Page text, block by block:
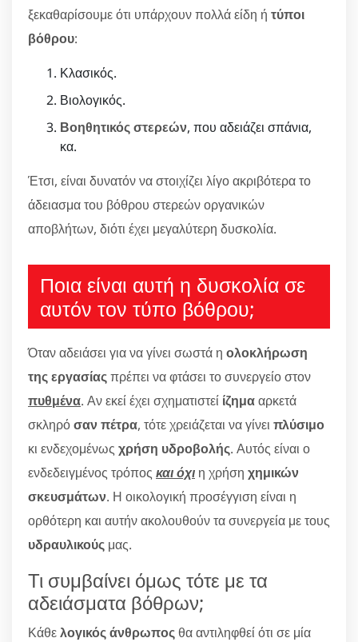
ξεκαθαρίσουμε ότι υπάρχουν πολλά είδη ή τύποι
βόθρου:
Κλασικός.
Βιολογικός.
Βοηθητικός στερεών, που αδειάζει σπάνια,
κα.
Έτσι, είναι δυνατόν να στοιχίζει λίγο ακριβότερα το
άδειασμα του βόθρου στερεών οργανικών
αποβλήτων, διότι έχει μεγαλύτερη δυσκολία.
Ποια είναι αυτή η δυσκολία σε
αυτόν τον τύπο βόθρου;
Όταν αδειάσει για να γίνει σωστά η ολοκλήρωση
της εργασίαςπρέπει να φτάσει το συνεργείο στον
πυθμένα. Αν εκεί έχει σχηματιστεί ίζημααρκετά
σκληρόσαν πέτρα, τότε χρειάζεται να γίνει πλύσιμο
κι ενδεχομένως χρήση υδροβολής. Αυτός είναι ο
ενδεδειγμένος τρόπος και όχι η χρήση χημικών
σκευσμάτων. Η οικολογική προσέγγιση είναι η
ορθότερη και αυτήν ακολουθούν τα συνεργεία με τους
υδραυλικούς μας.
Τι συμβαίνει όμως τότε με τα
αδειάσματα βόθρων;
Κάθελογικός άνθρωποςθα αντιληφθεί ότι σε μία